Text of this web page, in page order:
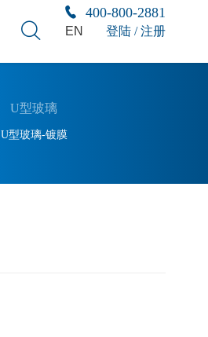
EN 登陆 / 注册
400-800-2881
U型玻璃
U型玻璃-镀膜